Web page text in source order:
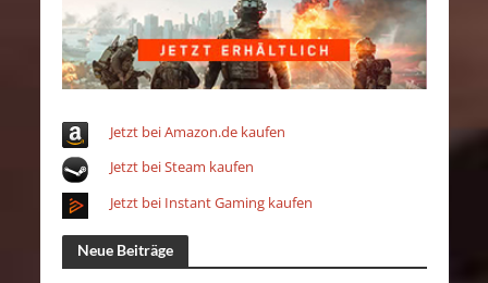
Jetzt bei Amazon.de kaufen
Jetzt bei Steam kaufen
Jetzt bei Instant Gaming kaufen
Neue Beiträge